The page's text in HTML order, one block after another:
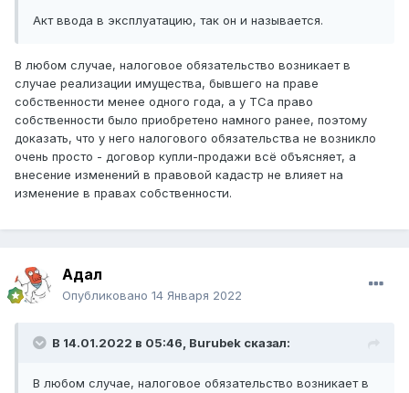
Акт ввода в эксплуатацию, так он и называется.
В любом случае, налоговое обязательство возникает в
случае реализации имущества, бывшего на праве
собственности менее одного года, а у ТСа право
собственности было приобретено намного ранее, поэтому
доказать, что у него налогового обязательства не возникло
очень просто - договор купли-продажи всё объясняет, а
внесение изменений в правовой кадастр не влияет на
изменение в правах собственности.
Адал
Опубликовано 14 Января 2022
В 14.01.2022 в 05:46, Burubek сказал:
В любом случае, налоговое обязательство возникает в